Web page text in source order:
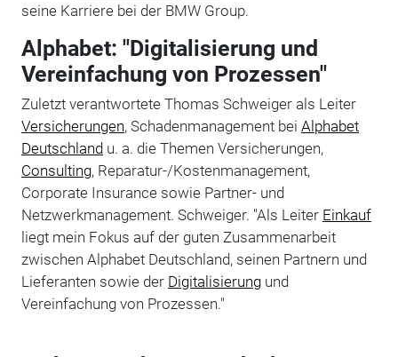
seine Karriere bei der BMW Group.
Alphabet: "Digitalisierung und
Vereinfachung von Prozessen"
Zuletzt verantwortete Thomas Schweiger als Leiter
Versicherungen, Schadenmanagement bei Alphabet
Deutschlandu. a. die Themen Versicherungen,
Consulting, Reparatur-/Kostenmanagement,
Corporate Insurance sowie Partner- und
Netzwerkmanagement. Schweiger. "Als Leiter Einkauf
liegt mein Fokus auf der guten Zusammenarbeit
zwischen Alphabet Deutschland, seinen Partnern und
Lieferanten sowie der Digitalisierungund
Vereinfachung von Prozessen."